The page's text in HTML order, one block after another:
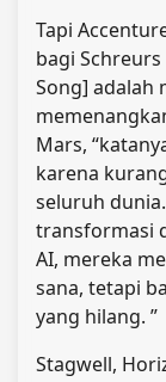
Tapi
bagi
Song] adalah
Mars,
karena
seluruh
transformasi
AI, mereka
sana, tetapi
yang hilang. ”
Stagwell,